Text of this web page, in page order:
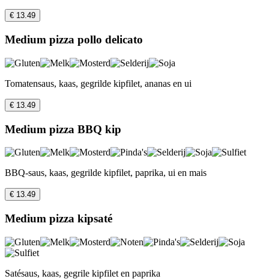
€ 13.49
Medium pizza pollo delicato
Tomatensaus, kaas, gegrilde kipfilet, ananas en ui
€ 13.49
Medium pizza BBQ kip
BBQ-saus, kaas, gegrilde kipfilet, paprika, ui en mais
€ 13.49
Medium pizza kipsaté
Satésaus, kaas, gegrile kipfilet en paprika